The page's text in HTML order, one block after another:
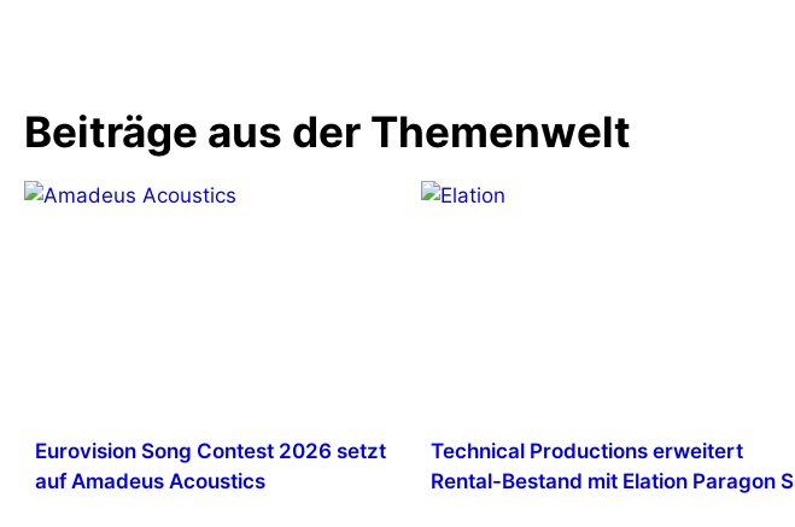
Beiträge aus der Themenwelt
Eurovision Song Contest 2026 setzt
auf Amadeus Acoustics
Technical Productions erweitert
Rental-Bestand mit Elation Paragon S